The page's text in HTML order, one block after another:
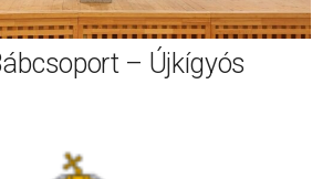
– Újkígyós